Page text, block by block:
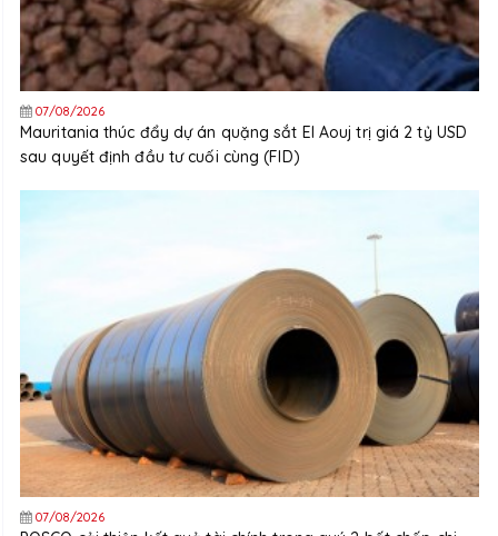
07/08/2026
Mauritania thúc đẩy dự án quặng sắt El Aouj trị giá 2 tỷ USD
sau quyết định đầu tư cuối cùng (FID)
07/08/2026